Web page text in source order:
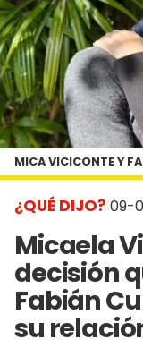
¿QUÉ DIJO? 09-
Micaela
decisión
Fabián
su
MICA VICICONTE Y